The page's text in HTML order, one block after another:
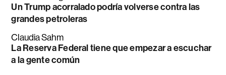
Un Trump acorralado podría volverse contra las
grandes petroleras
Claudia Sahm
La Reserva Federal tiene que empezar a escuchar
a la gente común